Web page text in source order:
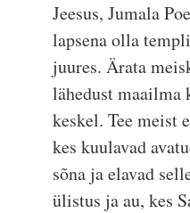
Jeesus, Jumala
lapsena olla
juures. Ärata
lähedust maailma
keskel. Tee meist
kes kuulavad
sõna ja elavad
ülistus ja au, kes